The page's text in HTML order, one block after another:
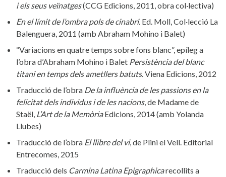
i els seus veïnatges(CCG Edicions, 2011, obra col·lectiva)
En el límit de l’ombra pols de cinabri. Ed. Moll, Col·lecció La
Balenguera, 2011 (amb Abraham Mohino i Balet)
“Variacions en quatre temps sobre fons blanc”, epíleg a
l’obra d’Abraham Mohino i Balet Persistència del blanc
titani en temps dels ametllers batuts.Viena Edicions, 2012
Traducció de l’obra De la influència de les passions en la
felicitat dels individus i de lesnacions, de Madame de
Staël, L’Art de la MemòriaEdicions, 2014 (amb Yolanda
Llubes)
Traducció de l’obra El llibre del vi, de Plini el Vell. Editorial
Entrecomes, 2015
Traducció dels Carmina Latina Epigraphicarecollits a